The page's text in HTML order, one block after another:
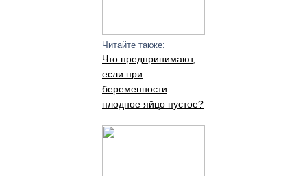
Читайте также:
Что предпринимают,
если при
беременности
плодное яйцо пустое?